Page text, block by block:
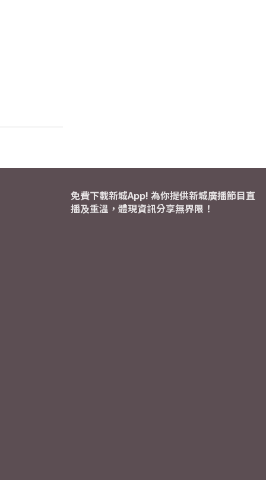
免費下載新城App! 為你提供新城廣播節目直
播及重溫，體現資訊分享無界限！